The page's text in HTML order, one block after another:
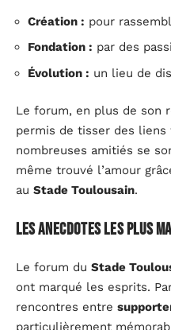
Création : pour
Fondation : par des
Évolution : un lieu de
Le forum, en plus de son
permis de tisser des
nombreuses amitiés se
même trouvé l’amour
au Stade Toulousain.
Les anecdotes les plus
Le forum du Stade
ont marqué les esprits.
rencontres entre
particulièrement